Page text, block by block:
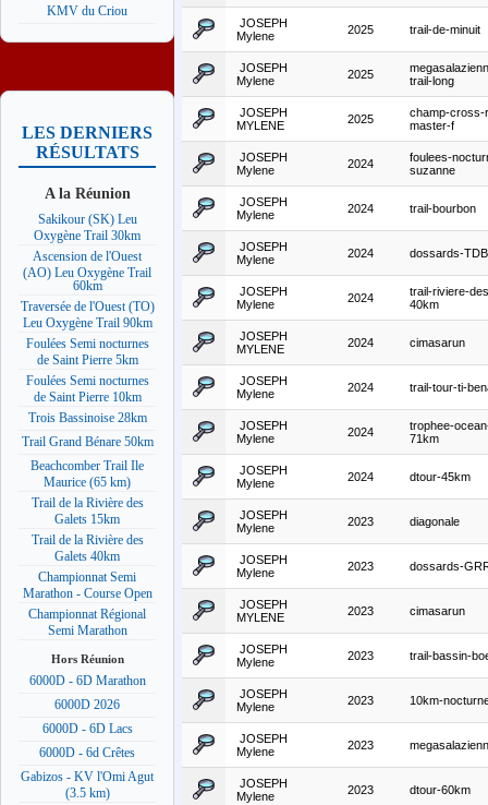
KMV du Criou
LES DERNIERS
RÉSULTATS
A la Réunion
Sakikour (SK) Leu
Oxygène Trail 30km
Ascension de l'Ouest
(AO) Leu Oxygène Trail
60km
Traversée de l'Ouest (TO)
Leu Oxygène Trail 90km
Foulées Semi nocturnes
de Saint Pierre 5km
Foulées Semi nocturnes
de Saint Pierre 10km
Trois Bassinoise 28km
Trail Grand Bénare 50km
Beachcomber Trail Ile
Maurice (65 km)
Trail de la Rivière des
Galets 15km
Trail de la Rivière des
Galets 40km
Championnat Semi
Marathon - Course Open
Championnat Régional
Semi Marathon
Hors Réunion
6000D - 6D Marathon
6000D 2026
6000D - 6D Lacs
6000D - 6d Crêtes
Gabizos - KV l'Omi Agut
(3.5 km)
JOSEPH
Mylene
2025 trail-de-minuit
JOSEPH
Mylene
2025
trail-long
JOSEPH
MYLENE
2025
champ-cross-
master-f
JOSEPH
Mylene
2024
foulees-
suzanne
JOSEPH
Mylene
2024 trail-bourbon
JOSEPH
Mylene
2024 dossards-TDB
JOSEPH
Mylene
2024
trail-riviere-
40km
JOSEPH
MYLENE
2024 cimasarun
JOSEPH
Mylene
2024 trail-tour-ti-
JOSEPH
Mylene
2024
trophee-
71km
JOSEPH
Mylene
2024 dtour-45km
JOSEPH
Mylene
2023 diagonale
JOSEPH
Mylene
2023 dossards-
JOSEPH
MYLENE
2023 cimasarun
JOSEPH
Mylene
2023 trail-bassin-
JOSEPH
Mylene
2023 10km-
JOSEPH
Mylene
2023
JOSEPH
Mylene
2023 dtour-60km